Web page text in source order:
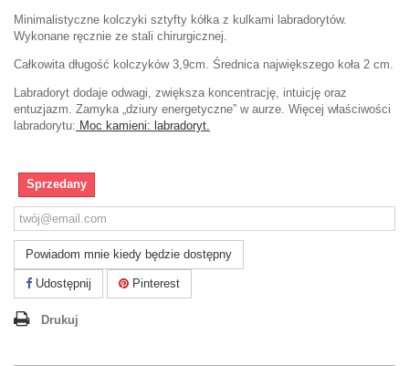
Minimalistyczne kolczyki sztyfty kółka z kulkami labradorytów.
Wykonane ręcznie ze stali chirurgicznej.
Całkowita długość kolczyków 3,9cm. Średnica największego koła 2 cm.
Labradoryt dodaje odwagi, zwiększa koncentrację, intuicję oraz
entuzjazm. Zamyka „dziury energetyczne” w aurze. Więcej właściwości
labradorytu: Moc kamieni: labradoryt.
Sprzedany
Powiadom mnie kiedy będzie dostępny
Udostępnij Pinterest
Drukuj